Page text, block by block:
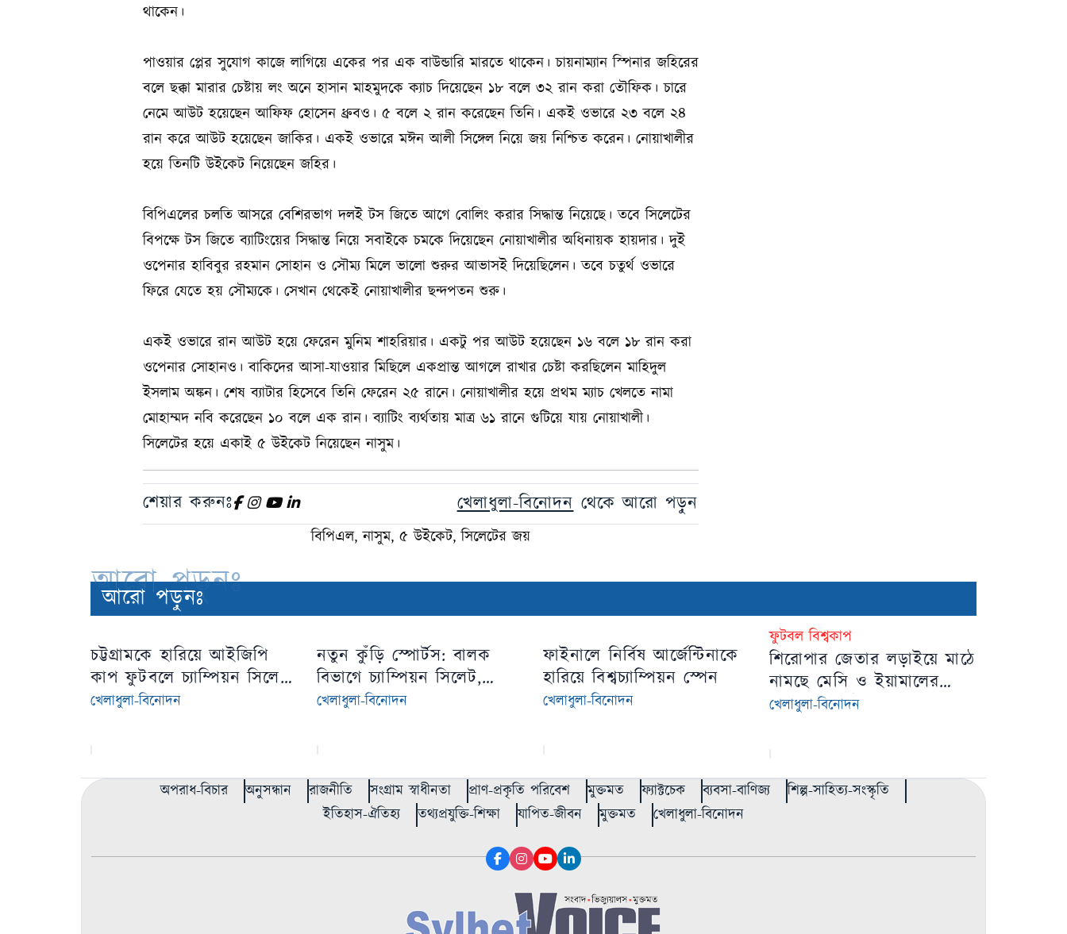
থাকেন।
পাওয়ার প্লের সুযোগ কাজে লাগিয়ে একের পর এক বাউন্ডারি মারতে থাকেন। চায়নাম্যান স্পিনার জহিরের
বলে ছক্কা মারার চেষ্টায় লং অনে হাসান মাহমুদকে ক্যাচ দিয়েছেন ১৮ বলে ৩২ রান করা তৌফিক। চারে
নেমে আউট হয়েছেন আফিফ হোসেন ধ্রুবও। ৫ বলে ২ রান করেছেন তিনি। একই ওভারে ২৩ বলে ২৪
রান করে আউট হয়েছেন জাকির। একই ওভারে মঈন আলী সিঙ্গেল নিয়ে জয় নিশ্চিত করেন। নোয়াখালীর
হয়ে তিনটি উইকেট নিয়েছেন জহির।
বিপিএলের চলতি আসরে বেশিরভাগ দলই টস জিতে আগে বোলিং করার সিদ্ধান্ত নিয়েছে। তবে সিলেটের
বিপক্ষে টস জিতে ব্যাটিংয়ের সিদ্ধান্ত নিয়ে সবাইকে চমকে দিয়েছেন নোয়াখালীর অধিনায়ক হায়দার। দুই
ওপেনার হাবিবুর রহমান সোহান ও সৌম্য মিলে ভালো শুরুর আভাসই দিয়েছিলেন। তবে চতুর্থ ওভারে
ফিরে যেতে হয় সৌম্যকে। সেখান থেকেই নোয়াখালীর ছন্দপতন শুরু।
একই ওভারে রান আউট হয়ে ফেরেন মুনিম শাহরিয়ার। একটু পর আউট হয়েছেন ১৬ বলে ১৮ রান করা
ওপেনার সোহানও। বাকিদের আসা-যাওয়ার মিছিলে একপ্রান্ত আগলে রাখার চেষ্টা করছিলেন মাহিদুল
ইসলাম অঙ্কন। শেষ ব্যাটার হিসেবে তিনি ফেরেন ২৫ রানে। নোয়াখালীর হয়ে প্রথম ম্যাচ খেলতে নামা
মোহাম্মদ নবি করেছেন ১০ বলে এক রান। ব্যাটিং ব্যর্থতায় মাত্র ৬১ রানে গুটিয়ে যায় নোয়াখালী।
সিলেটের হয়ে একাই ৫ উইকেট নিয়েছেন নাসুম।
শেয়ার করুনঃ খেলাধুলা-বিনোদন থেকে আরো পড়ুন
বিপিএল, নাসুম, ৫ উইকেট, সিলেটের জয়
আরো পড়ুনঃ
আরো পড়ুনঃ
চট্টগ্রামকে হারিয়ে আইজিপি
কাপ ফুটবলে চ্যাম্পিয়ন সিলেট
রেঞ্জ
খেলাধুলা-বিনোদন
নতুন কুঁড়ি স্পোর্টস: বালক
বিভাগে চ্যাম্পিয়ন সিলেট,
বালিকা বিভাগে রংপুর
খেলাধুলা-বিনোদন
ফাইনালে নির্বিষ আর্জেন্টিনাকে
হারিয়ে বিশ্বচ্যাম্পিয়ন স্পেন
খেলাধুলা-বিনোদন
ফুটবল বিশ্বকাপ
শিরোপার জেতার লড়াইয়ে মাঠে
নামছে মেসি ও ইয়ামালের
স্পেন-আর্জেন্টিনা
খেলাধুলা-বিনোদন
অপরাধ-বিচার অনুসন্ধান রাজনীতি সংগ্রাম স্বাধীনতা প্রাণ-প্রকৃতি পরিবেশ মুক্তমত ফ্যাক্টচেক ব্যবসা-বাণিজ্য
শিল্প-সাহিত্য-সংস্কৃতি
ইতিহাস-ঐতিহ্য
তথ্যপ্রযুক্তি-শিক্ষা যাপিত-জীবন মুক্তমত খেলাধুলা-বিনোদন